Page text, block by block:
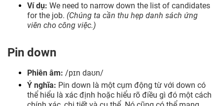
Ví dụ: We need to narrow down the list of candidates
for the job. (Chúng ta cần thu hẹp danh sách ứng
viên cho công việc.)
Pin down
Phiên âm: /pɪn daʊn/
Ý nghĩa: Pin down là một cụm động từ với down có
thể hiểu là xác định hoặc hiểu rõ điều gì đó một cách